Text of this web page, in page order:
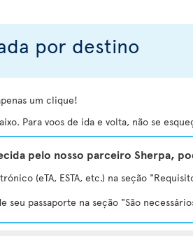
por destino
um clique!
Para voos de ida e volta, não se
pelo nosso parceiro Sherpa,
(eTA, ESTA, etc.) na seção
seu passaporte na seção "São